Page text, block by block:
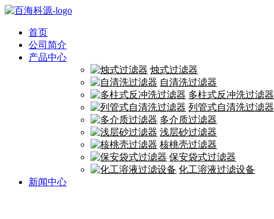
首页
公司简介
产品中心
烛式过滤器
自清洗过滤器
多柱式反冲洗过滤器
列管式自清洗过滤器
多介质过滤器
浅层砂过滤器
核桃壳过滤器
保安袋式过滤器
化工溶液过滤设备
新闻中心